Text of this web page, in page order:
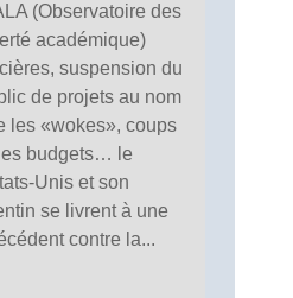
(Observatoire des
académique)
suspension du
de projets au nom
les «wokes», coups
budgets… le
Unis et son
se livrent à une
contre la...